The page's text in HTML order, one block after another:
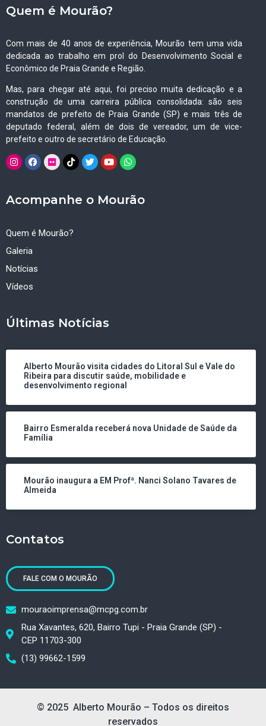
Quem é Mourão?
Com mais de 40 anos de experiência, Mourão tem uma vida
dedicada ao trabalho em prol do Desenvolvimento Social e
Econômico de Praia Grande e Região.
Mas, para chegar até aqui, foi preciso muita dedicação e a
construção de uma carreira pública consolidada: são seis
mandatos de prefeito de Praia Grande (SP) e mais três de
deputado federal, além de dois de vereador, um de vice-
prefeito e outro de secretário de Educação.
Acompanhe o Mourão
Quem é Mourão?
Galeria
Notícias
Vídeos
Últimas Notícias
Alberto Mourão visita cidades do Litoral Sul e Vale do
Ribeira para discutir saúde, mobilidade e
desenvolvimento regional
Bairro Esmeralda receberá nova Unidade de Saúde da
Família
Mourão inaugura a EM Profª. Nanci Solano Tavares de
Almeida
Contatos
FALE COM O MOURÃO
mouraoimprensa@mcpg.com.br
Rua Xavantes, 620, Bairro Tupi - Praia Grande (SP) -
CEP 11703-300
(13) 99662-1599
© 2025 Alberto Mourão – Todos os direitos
reservados